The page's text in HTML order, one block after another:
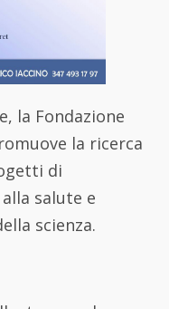
la Fondazione
la ricerca
di
salute e
scienza.